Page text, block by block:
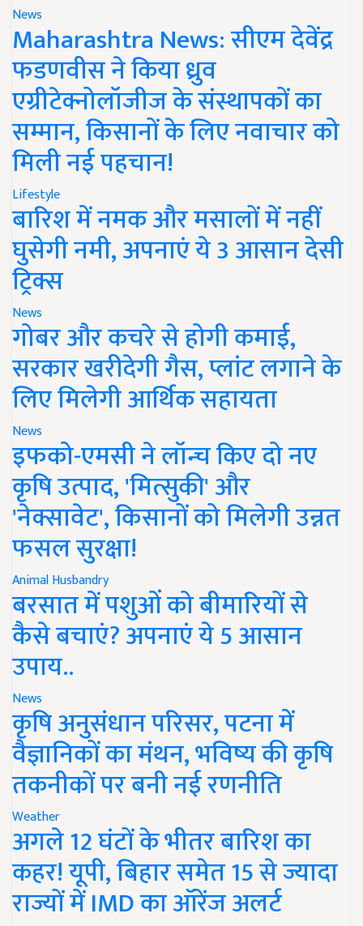
News
Maharashtra News: सीएम देवेंद्र
फडणवीस ने किया ध्रुव
एग्रीटेक्नोलॉजीज के संस्थापकों का
सम्मान, किसानों के लिए नवाचार को
मिली नई पहचान!
Lifestyle
बारिश में नमक और मसालों में नहीं
घुसेगी नमी, अपनाएं ये 3 आसान देसी
ट्रिक्स
News
गोबर और कचरे से होगी कमाई,
सरकार खरीदेगी गैस, प्लांट लगाने के
लिए मिलेगी आर्थिक सहायता
News
इफको-एमसी ने लॉन्च किए दो नए
कृषि उत्पाद, 'मित्सुकी' और
'नेक्सावेट', किसानों को मिलेगी उन्नत
फसल सुरक्षा!
Animal Husbandry
बरसात में पशुओं को बीमारियों से
कैसे बचाएं? अपनाएं ये 5 आसान
उपाय..
News
कृषि अनुसंधान परिसर, पटना में
वैज्ञानिकों का मंथन, भविष्य की कृषि
तकनीकों पर बनी नई रणनीति
Weather
अगले 12 घंटों के भीतर बारिश का
कहर! यूपी, बिहार समेत 15 से ज्यादा
राज्यों में IMD का ऑरेंज अलर्ट